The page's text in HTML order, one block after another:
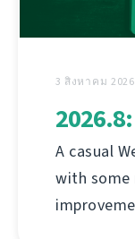
3 สิงหาคม 2026
A casual
with some